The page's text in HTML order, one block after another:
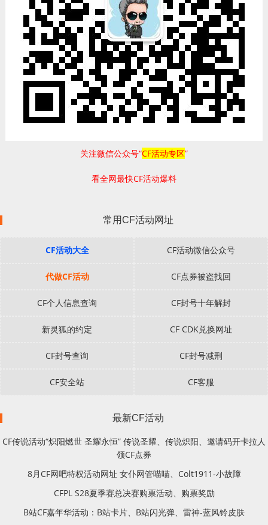
关注微信公众号“CF活动专区”
看全网最快CF活动爆料
常用CF活动网址
CF活动大全 CF活动微信公众号
代做CF活动 CF点券被盗找回
CF个人信息查询 CF封号十年解封
新灵狐的约定 CF CDK兑换网址
CF封号查询 CF封号减刑
CF安全站 CF客服
最新CF活动
CF传说活动“炽阳燃世 圣耀永恒” 传说圣耀、传说炽阳、邀请码开卡拉人
领CF点券
8月CF网吧特权活动网址 女仆网管喵喵、Colt1911-小故障
CFPL S28夏季赛总决赛购票活动、购票奖励
B站CF嘉年华活动：B站卡片、B站闪光弹、雷神-蓝风铃皮肤